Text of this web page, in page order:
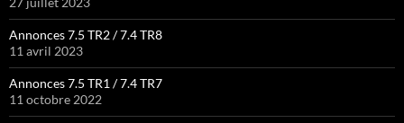
Annonces 7.5 TR2 / 7.4 TR8
11 avril 2023
Annonces 7.5 TR1 / 7.4 TR7
11 octobre 2022